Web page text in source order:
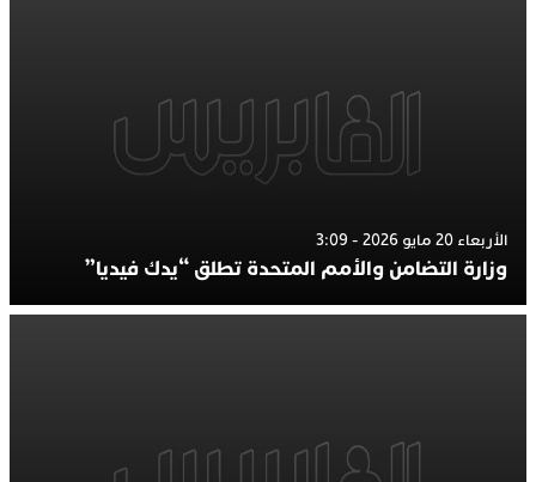
الأربعاء 20 مايو 2026 - 3:09
وزارة التضامن والأمم المتحدة تطلق “يدك فيديا”